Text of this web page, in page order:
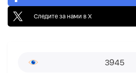
Следите за нами в X
3945